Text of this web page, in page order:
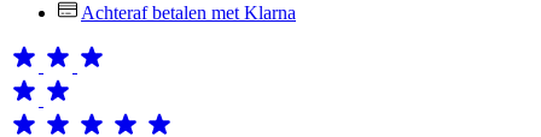
Achteraf betalen met Klarna